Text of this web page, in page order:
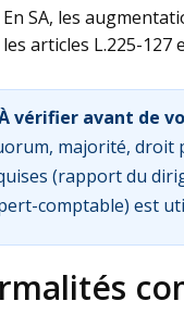
En SA, les
les articles L.225-127
vérifier avant de
majorité, droit
(rapport du
comptable) est